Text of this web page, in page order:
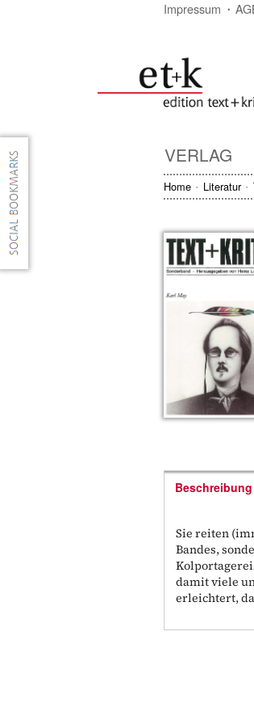
Impressum
VERLAG
Home Literatur
Beschreibung
Sie reiten
Bandes,
damit viele
erleichtert,